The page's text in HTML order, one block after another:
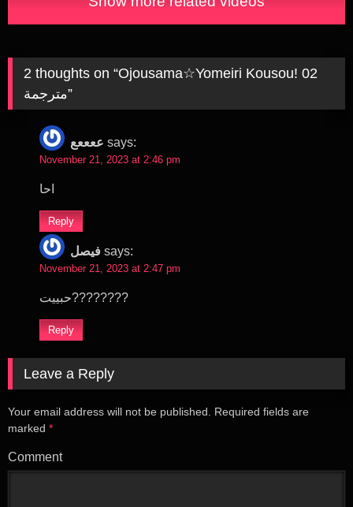
2 thoughts on “Ojousama☆Yomeiri Kousou! 02
مترجمة”
ععععع says:
November 21, 2023 at 2:46 pm
احا
Reply
فيصل says:
November 21, 2023 at 2:47 pm
حبييت????????
Reply
Leave a Reply
Your email address will not be published.
Required fields are
marked *
Comment